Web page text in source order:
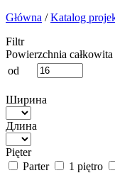
Główna / Katalog
Filtr
Powierzchnia całkowita
od
Ширина
Длина
Pięter
Parter
1 piętro